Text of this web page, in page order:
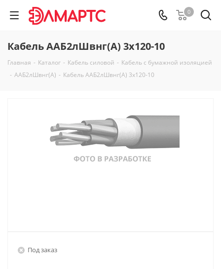
0
Кабель ААБ2лШвнг(А) 3х120-10
Главная - Каталог - Кабель силовой - Кабель с бумажной изоляцией
- ААБ2лШвнг(А) - Кабель ААБ2лШвнг(А) 3х120-10
Под заказ